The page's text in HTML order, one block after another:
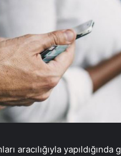
aracılığıyla